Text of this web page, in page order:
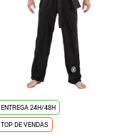
ENTREGA 24H/48H
TOP DE VENDAS